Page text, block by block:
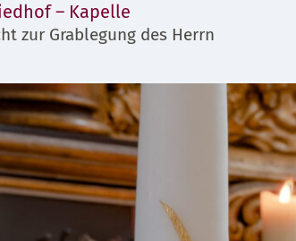
– Kapelle
zur Grablegung des Herrn